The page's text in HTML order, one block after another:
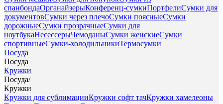
спанбондаОрганайзерыКонференц-сумкиПортфелиСумки для
документовСумки через плечоСумки поясныеСумки
дорожныеСумки прозрачныеСумки для
ноутбукаНесессерыЧемоданыСумки женскиеСумки
спортивныеСумки-холодильникиТермосумки
Посуда
Посуда
Кружки
Посуда/
Кружки
Кружки для сублимацииКружки софт тачКружки хамелеоны